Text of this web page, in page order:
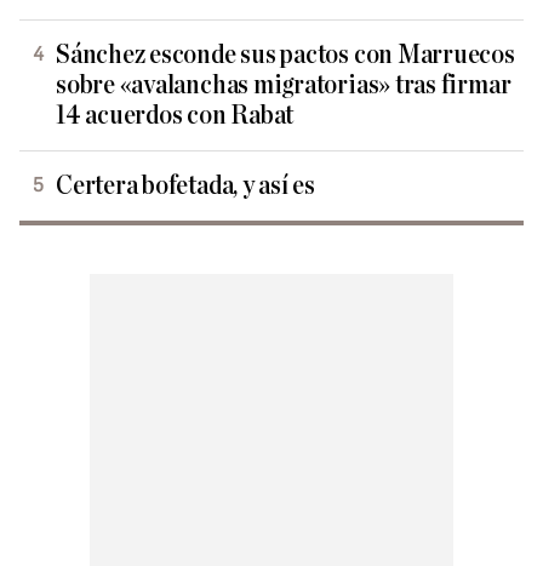
Sánchez esconde sus pactos con Marruecos
sobre «avalanchas migratorias» tras firmar
14 acuerdos con Rabat
Certera bofetada, y así es